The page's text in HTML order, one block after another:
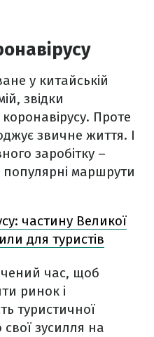
у китайській
звідки
Проте
звичне життя. І
заробітку –
маршрути
частину Великої
для туристів
час, щоб
ринок і
туристичної
свої зусилля на